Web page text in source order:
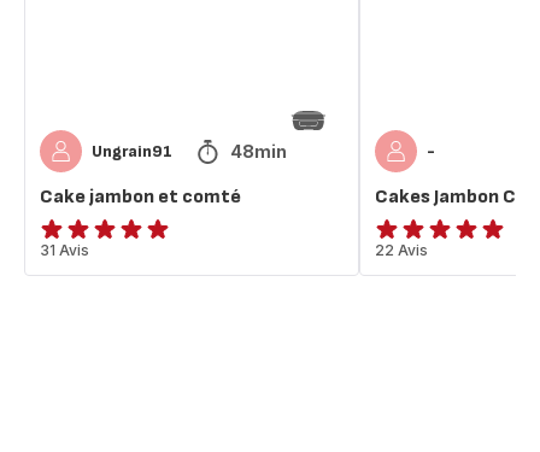
Ungrain91 48min
Cake jambon et comté
ratings.4.9
31 Avis
-
Cakes Jambon
Avis
5
22 Avis